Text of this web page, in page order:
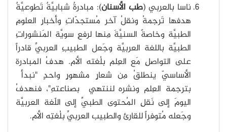
ناسا بالعربي (طب الأسنان): مبادرةٌ شبابيَّةٌ تَطوعيَّةٌ
هدفها تَرجمةُ ونقلُ آخر مُستجدّاتِ وأخبارِ العلومِ
الطبيَّة وخاصةً السنيَّةَ مِنها لرفعِ سويَّة المَنشوراتِ
الطبيَّة باللغة العربيَّة وجَعل الطبيبِ العربيِّ قادراً
على التواصلِ مَع العِلم بلُغته الأم. هدفُ المبادرة
الأساسيّ ينطلقُ مِن شعارٍ مشهورٍ واحدٍ "نبدأ
بترجمة العِلم ونشره لننتهي بصناعتهِ"، فنهدفُ
اليومَ إلى نَقلِ المُحتوى الطبيِّ إلى اللّغة العربيَّة
وجَعله مُتوفراً للقارئ والطبيب العربيِّ بلُغتِه الأم.